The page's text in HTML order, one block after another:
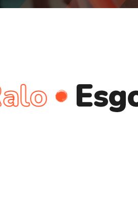
Esgoto